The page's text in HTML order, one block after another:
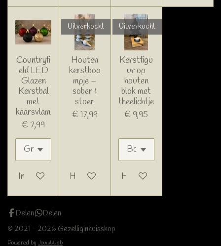
Countryfi
eld LED
Glazen
Kerstbal
met
kaarsvlam
€ 7,99
In winkelwagen
Uitverkocht
Houten
kerstboo
mpje –
sober &
stoer
€ 17,99
Houd mij op de hoogte
Uitverkocht
Kerstfigu
ur op
houten
blok met
theelichtje
€ 9,95
Houd mij op de hoogte
Delen
Delen
© 2021 - 2026 Gezelliginhuisshop
Powered by JouwWeb